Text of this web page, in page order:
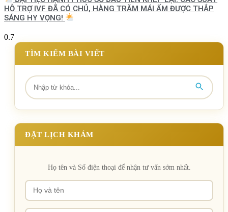
HỖ TRỢ IVF ĐÃ CÓ CHỦ, HÀNG TRĂM MÁI ẤM ĐƯỢC THẮP
SÁNG HY VỌNG!
TÌM KIẾM BÀI VIẾT
ĐẶT LỊCH KHÁM
Họ tên và Số điện thoại để nhận tư vấn sớm nhất.